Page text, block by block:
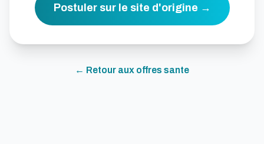
Postuler sur le site d'origine →
← Retour aux offres sante